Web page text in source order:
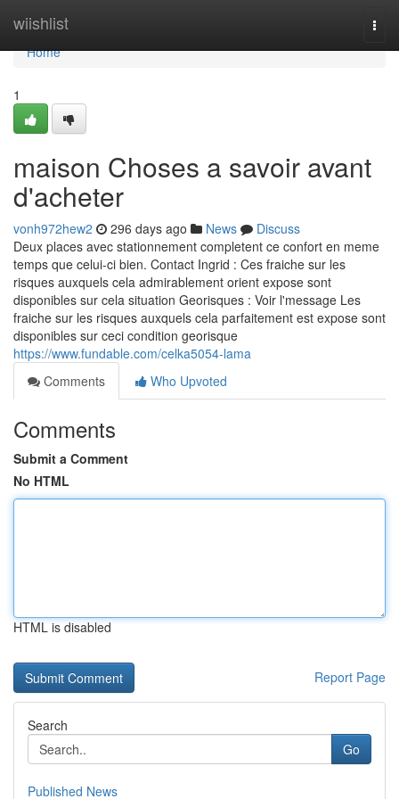
wiishlist
Home
Home
1
maison Choses a savoir avant
d'acheter
vonh972hew2 296 days ago News
Discuss
Deux places avec stationnement completent ce confort en meme
temps que celui-ci bien. Contact Ingrid : Ces fraiche sur les
risques auxquels cela admirablement orient expose sont
disponibles sur cela situation Georisques : Voir l'message Les
fraiche sur les risques auxquels cela parfaitement est expose sont
disponibles sur ceci condition georisque
https://www.fundable.com/celka5054-lama
Comments
Who Upvoted
Comments
Submit a Comment
No HTML
HTML is disabled
Report Page
Search
Go
Published News